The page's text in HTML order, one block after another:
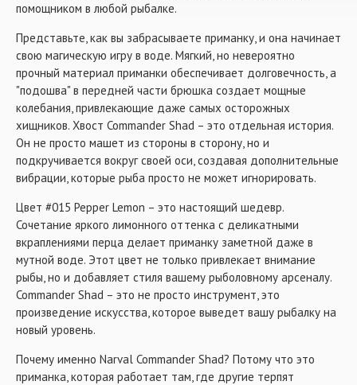
помощником в любой рыбалке.
Представьте, как вы забрасываете приманку, и она начинает
свою магическую игру в воде. Мягкий, но невероятно
прочный материал приманки обеспечивает долговечность, а
"подошва" в передней части брюшка создает мощные
колебания, привлекающие даже самых осторожных
хищников. Хвост Commander Shad – это отдельная история.
Он не просто машет из стороны в сторону, но и
подкручивается вокруг своей оси, создавая дополнительные
вибрации, которые рыба просто не может игнорировать.
Цвет #015 Pepper Lemon – это настоящий шедевр.
Сочетание яркого лимонного оттенка с деликатными
вкраплениями перца делает приманку заметной даже в
мутной воде. Этот цвет не только привлекает внимание
рыбы, но и добавляет стиля вашему рыболовному арсеналу.
Commander Shad – это не просто инструмент, это
произведение искусства, которое выведет вашу рыбалку на
новый уровень.
Почему именно Narval Commander Shad? Потому что это
приманка, которая работает там, где другие терпят